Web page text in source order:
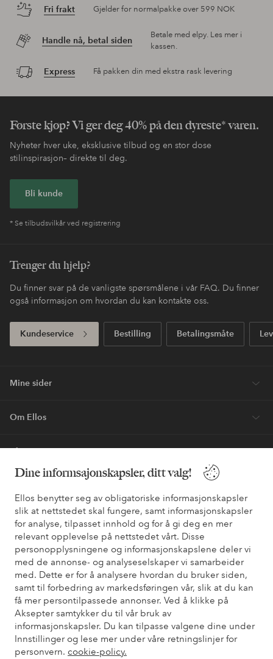
Dine informsajonskapsler, ditt valg!
Ellos benytter seg av obligatoriske informasjonskapsler
slik at nettstedet skal fungere, samt informasjonskapsler
for analyse, tilpasset innhold og for å gi deg en mer
relevant opplevelse på nettstedet vårt. Disse
personopplysningene og informasjonskapslene deler vi
med de annonse- og analyseselskaper vi samarbeider
med. Dette er for å analysere hvordan du bruker siden,
samt til forbedring av markedsføringen vår, slik at du kan
få mer persontilpassede annonser. Ved å klikke på
Aksepter samtykker du til vår bruk av
informasjonskapsler. Du kan tilpasse valgene dine under
Innstillinger og lese mer under våre retningslinjer for
personvern. cookie-policy.
Fri frakt Gjelder for normalpakke over 599 NOK
Handle nå, betal siden
Betale med elpy. Les mer i
kassen.
Express Få pakken din med ekstra rask levering
Første kjøp? Vi ger deg 40% på den dyreste* varen.
Nyheter hver uke, eksklusive tilbud og en stor dose
stilinspirasjon– direkte til deg.
Bli kunde
* Se tilbudsvilkår ved registrering
Trenger du hjelp?
Du finner svar på de vanligste spørsmålene i vår FAQ. Du finner
også informasjon om hvordan du kan kontakte oss.
Kundeservice Bestilling Betalingsmåte
Mine sider
Om Ellos
Våre tjenester
Venner
Sikre betalinger - Betal direkte eller del opp
Vil du vite mer om våre betalingsalternativer?
elpy elpy